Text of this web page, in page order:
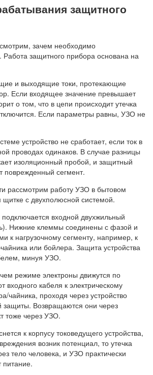
защитного
зачем необходимо
защитного прибора основана на
и выходящие токи, протекающие
Если входящее значение превышает
о том, что в цепи происходит утечка
Если параметры равны, УЗО не
устройство не сработает, если ток в
проводах одинаков. В случае разницы
изоляционный пробой, и защитный
поврежденный сегмент.
рассмотрим работу УЗО в бытовом
с двухполюсной системой.
входной двухжильный
Нижние клеммы соединены с фазой и
к нагрузочному сегменту, например, к
или бойлера. Защита устройства
минуя УЗО.
режиме электроны движутся по
входного кабеля к электрическому
чайника, проходя через устройство
Возвращаются они через
тоже через УЗО.
к корпусу токоведущего устройства,
возник потенциал, то утечка
тело человека, и УЗО практически
питание.